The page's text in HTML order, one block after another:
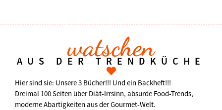
watschen
AUS DER TRENDKÜCHE
Hier sind sie: Unsere 3 Bücher!!! Und ein Backheft!!!
Dreimal 100 Seiten über Diät-Irrsinn, absurde Food-Trends,
moderne Abartigkeiten aus der Gourmet-Welt.